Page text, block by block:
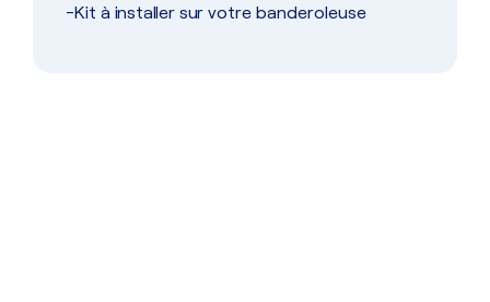
-Kit à installer sur votre banderoleuse